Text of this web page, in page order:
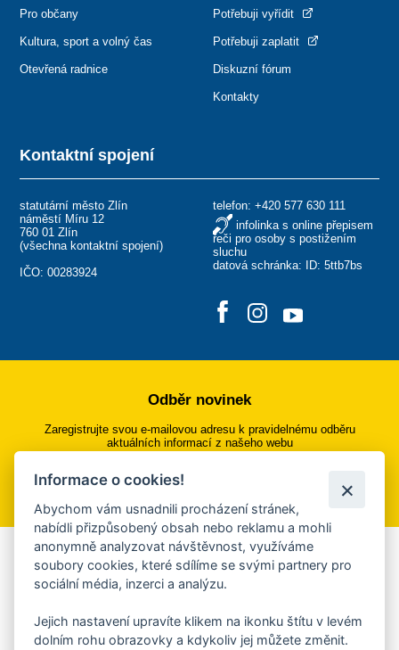
Kontaktní spojení
statutární město Zlín
náměstí Míru 12
760 01 Zlín
(všechna kontaktní spojení)
IČO: 00283924
telefon: +420 577 630 111
infolinka s online přepisem
řeči pro osoby s postižením
sluchu
datová schránka: ID: 5ttb7bs
Pro občany
Kultura, sport a volný čas
Otevřená radnice
Potřebuji vyřídit
Potřebuji zaplatit
Diskuzní fórum
Kontakty
Odběr novinek
Zaregistrujte svou e-mailovou adresu k pravidelnému odběru
aktuálních informací z našeho webu
Přihlásit se k odběru
Aplikace Mobilní rozhlas
Chcete dostávat do svého mobilu či mailu upozornění na
ankety, pozvánky na kulturní a sportovní akce?
Informace o cookies!
Abychom vám usnadnili procházení stránek,
nabídli přizpůsobený obsah nebo reklamu a mohli
anonymně analyzovat návštěvnost, využíváme
soubory cookies, které sdílíme se svými partnery pro
sociální média, inzerci a analýzu.
Jejich nastavení upravíte klikem na ikonku štítu v levém
dolním rohu obrazovky a kdykoliv jej můžete změnit.